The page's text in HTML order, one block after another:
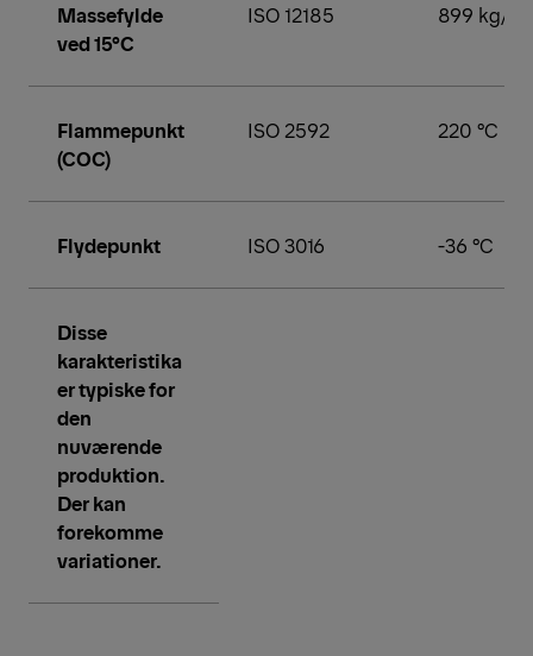
Massefylde
ved 15°C
ISO 12185 899 kg/m³
Flammepunkt
(COC)
ISO 2592 220 °C
Flydepunkt ISO 3016 -36 °C
Disse
karakteristika
er typiske for
den
nuværende
produktion.
Der kan
forekomme
variationer.